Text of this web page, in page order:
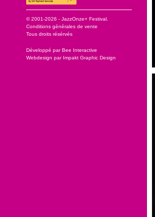
© 2001-2026 - JazzOnze+ Festival.
Conditions générales de vente
Tous droits résérvés
Développé parBee Interactive
Webdesign par Impakt Graphic Design